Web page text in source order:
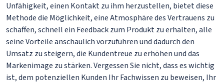
Unfähigkeit, einen Kontakt zu ihm herzustellen, bietet diese
Methode die Möglichkeit, eine Atmosphäre des Vertrauens zu
schaffen, schnell ein Feedback zum Produkt zu erhalten, alle
seine Vorteile anschaulich vorzuführen und dadurch den
Umsatz zu steigern, die Kundentreue zu erhöhen und das
Markenimage zu stärken. Vergessen Sie nicht, dass es wichtig
ist, dem potenziellen Kunden Ihr Fachwissen zu beweisen, Ihr